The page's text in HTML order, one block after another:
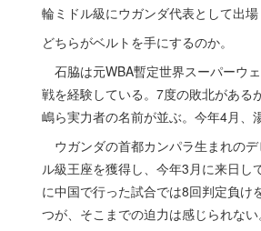
輪ミドル級にウガンダ代表として出
どちらがベルトを手にするのか。
石脇は元WBA暫定世界スーパーウ
戦を経験している。7度の敗北がある
嶋ら実力者の名前が並ぶ。今年4月、
ウガンダの首都カンパラ生まれの
ル級王座を獲得し、今年3月に来日し
に中国で行った試合では8回判定負
つが、そこまでの迫力は感じられない